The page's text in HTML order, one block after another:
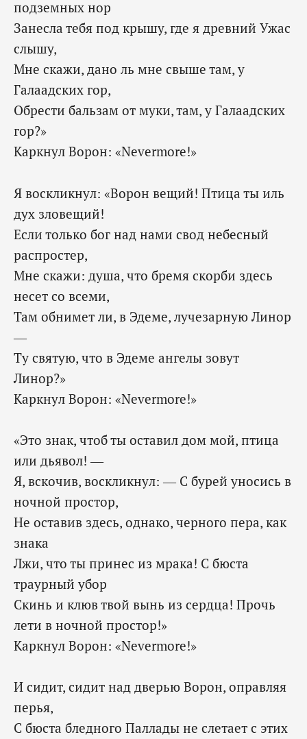
подземных нор
Занесла тебя под крышу, где я древний Ужас
слышу,
Мне скажи, дано ль мне свыше там, у
Галаадских гор,
Обрести бальзам от муки, там, у Галаадских
гор?»
Каркнул Ворон: «Nevermore!»
Я воскликнул: «Ворон вещий! Птица ты иль
дух зловещий!
Если только бог над нами свод небесный
распростер,
Мне скажи: душа, что бремя скорби здесь
несет со всеми,
Там обнимет ли, в Эдеме, лучезарную Линор
—
Ту святую, что в Эдеме ангелы зовут
Линор?»
Каркнул Ворон: «Nevermore!»
«Это знак, чтоб ты оставил дом мой, птица
или дьявол! —
Я, вскочив, воскликнул: — С бурей уносись в
ночной простор,
Не оставив здесь, однако, черного пера, как
знака
Лжи, что ты принес из мрака! С бюста
траурный убор
Скинь и клюв твой вынь из сердца! Прочь
лети в ночной простор!»
Каркнул Ворон: «Nevermore!»
И сидит, сидит над дверью Ворон, оправляя
перья,
С бюста бледного Паллады не слетает с этих